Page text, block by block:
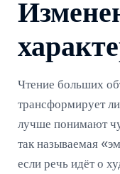
Чтение больших
трансформирует
лучше понимают
так называемая
если речь идёт о